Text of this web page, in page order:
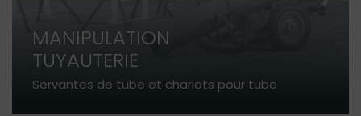
MANIPULATION
TUYAUTERIE
Servantes de tube et chariots pour tube